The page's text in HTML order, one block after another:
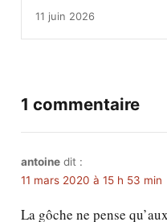
11 juin 2026
1 commentaire
antoine dit :
11 mars 2020 à 15 h 53 min
La gôche ne pense